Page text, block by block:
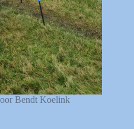
Bendt Koelink